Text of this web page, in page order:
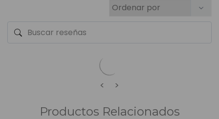
< >
Productos Relacionados